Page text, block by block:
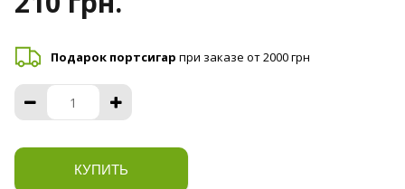
Подарок портсигар при заказе от 2000 грн
КУПИТЬ